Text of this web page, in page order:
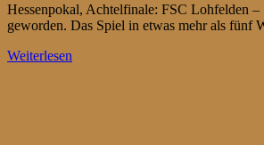
Hessenpokal, Achtelfinale: FSC Lohfelden
geworden. Das Spiel in etwas mehr als fünf
Weiterlesen